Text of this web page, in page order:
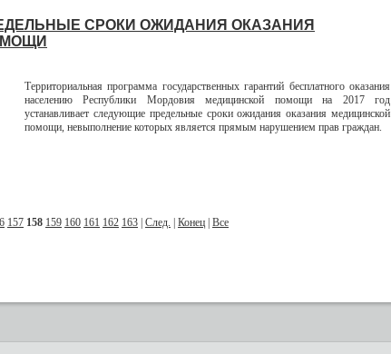
СРОКИ ОЖИДАНИЯ ОКАЗАНИЯ
Территориальная программа государственных гарантий бесплатного оказания
населению Республики Мордовия медицинской помощи на 2017 год
устанавливает следующие предельные сроки ожидания оказания медицинской
помощи, невыполнение которых является прямым нарушением прав граждан.
157 158 159 160 161 162 163 След. Конец Все